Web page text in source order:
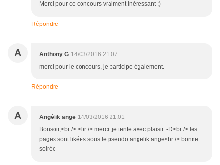
Merci pour ce concours vraiment inéressant ;)
Répondre
A Anthony G 14/03/2016 21:07
merci pour le concours, je participe également.
Répondre
A Angélik ange 14/03/2016 21:01
Bonsoir,<br /> <br /> merci ,je tente avec plaisir :-D<br /> les
pages sont likées sous le pseudo angelik ange<br /> bonne
soirée